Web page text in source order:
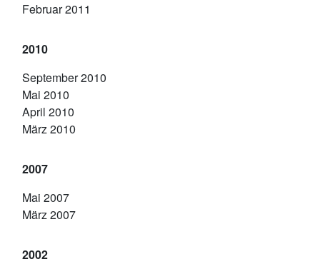
Februar 2011
2010
September 2010
Mai 2010
April 2010
März 2010
2007
Mai 2007
März 2007
2002